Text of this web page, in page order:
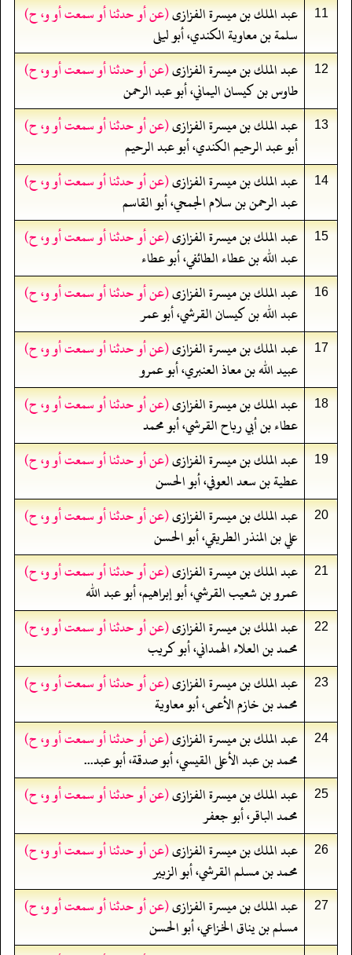
11 عبد الملك بن ميسرة الفزازى(عن أو حدثنا أو سمعت أو و، ح)
سلمة بن معاوية الكندي، أبو ليلى
12 عبد الملك بن ميسرة الفزازى(عن أو حدثنا أو سمعت أو و، ح)
طاوس بن كيسان اليماني، أبو عبد الرحمن
13 عبد الملك بن ميسرة الفزازى(عن أو حدثنا أو سمعت أو و، ح)
أبو عبد الرحيم الكندي، أبو عبد الرحيم
14 عبد الملك بن ميسرة الفزازى(عن أو حدثنا أو سمعت أو و، ح)
عبد الرحمن بن سلام الجمحي، أبو القاسم
15 عبد الملك بن ميسرة الفزازى(عن أو حدثنا أو سمعت أو و، ح)
عبد الله بن عطاء الطائفي، أبو عطاء
16 عبد الملك بن ميسرة الفزازى(عن أو حدثنا أو سمعت أو و، ح)
عبد الله بن كيسان القرشي، أبو عمر
17 عبد الملك بن ميسرة الفزازى(عن أو حدثنا أو سمعت أو و، ح)
عبيد الله بن معاذ العنبري، أبو عمرو
18 عبد الملك بن ميسرة الفزازى(عن أو حدثنا أو سمعت أو و، ح)
عطاء بن أبي رباح القرشي، أبو محمد
19 عبد الملك بن ميسرة الفزازى(عن أو حدثنا أو سمعت أو و، ح)
عطية بن سعد العوفي، أبو الحسن
20 عبد الملك بن ميسرة الفزازى(عن أو حدثنا أو سمعت أو و، ح)
علي بن المنذر الطريقي، أبو الحسن
21 عبد الملك بن ميسرة الفزازى(عن أو حدثنا أو سمعت أو و، ح)
عمرو بن شعيب القرشي، أبو إبراهيم، أبو عبد الله
22 عبد الملك بن ميسرة الفزازى(عن أو حدثنا أو سمعت أو و، ح)
محمد بن العلاء الهمداني، أبو كريب
23 عبد الملك بن ميسرة الفزازى(عن أو حدثنا أو سمعت أو و، ح)
محمد بن خازم الأعمى، أبو معاوية
24 عبد الملك بن ميسرة الفزازى(عن أو حدثنا أو سمعت أو و، ح)
محمد بن عبد الأعلى القيسي، أبو صدقة، أبو عبد...
25 عبد الملك بن ميسرة الفزازى(عن أو حدثنا أو سمعت أو و، ح)
محمد الباقر، أبو جعفر
26 عبد الملك بن ميسرة الفزازى(عن أو حدثنا أو سمعت أو و، ح)
محمد بن مسلم القرشي، أبو الزبير
27 عبد الملك بن ميسرة الفزازى(عن أو حدثنا أو سمعت أو و، ح)
مسلم بن يناق الخزاعي، أبو الحسن